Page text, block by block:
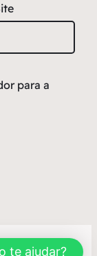
para a
te ajudar?